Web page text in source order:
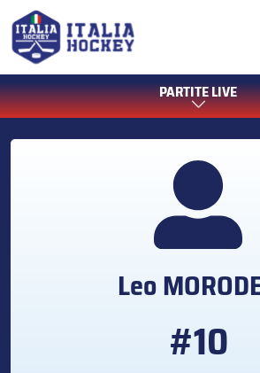
PARTITE LIVE
Leo
#10